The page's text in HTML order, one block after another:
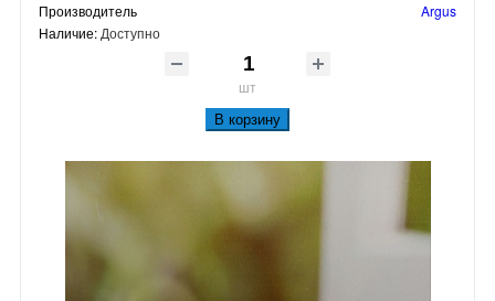
Производитель
Argus
Наличие: Доступно
шт
В корзину